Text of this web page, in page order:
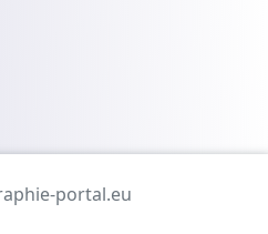
portal.eu